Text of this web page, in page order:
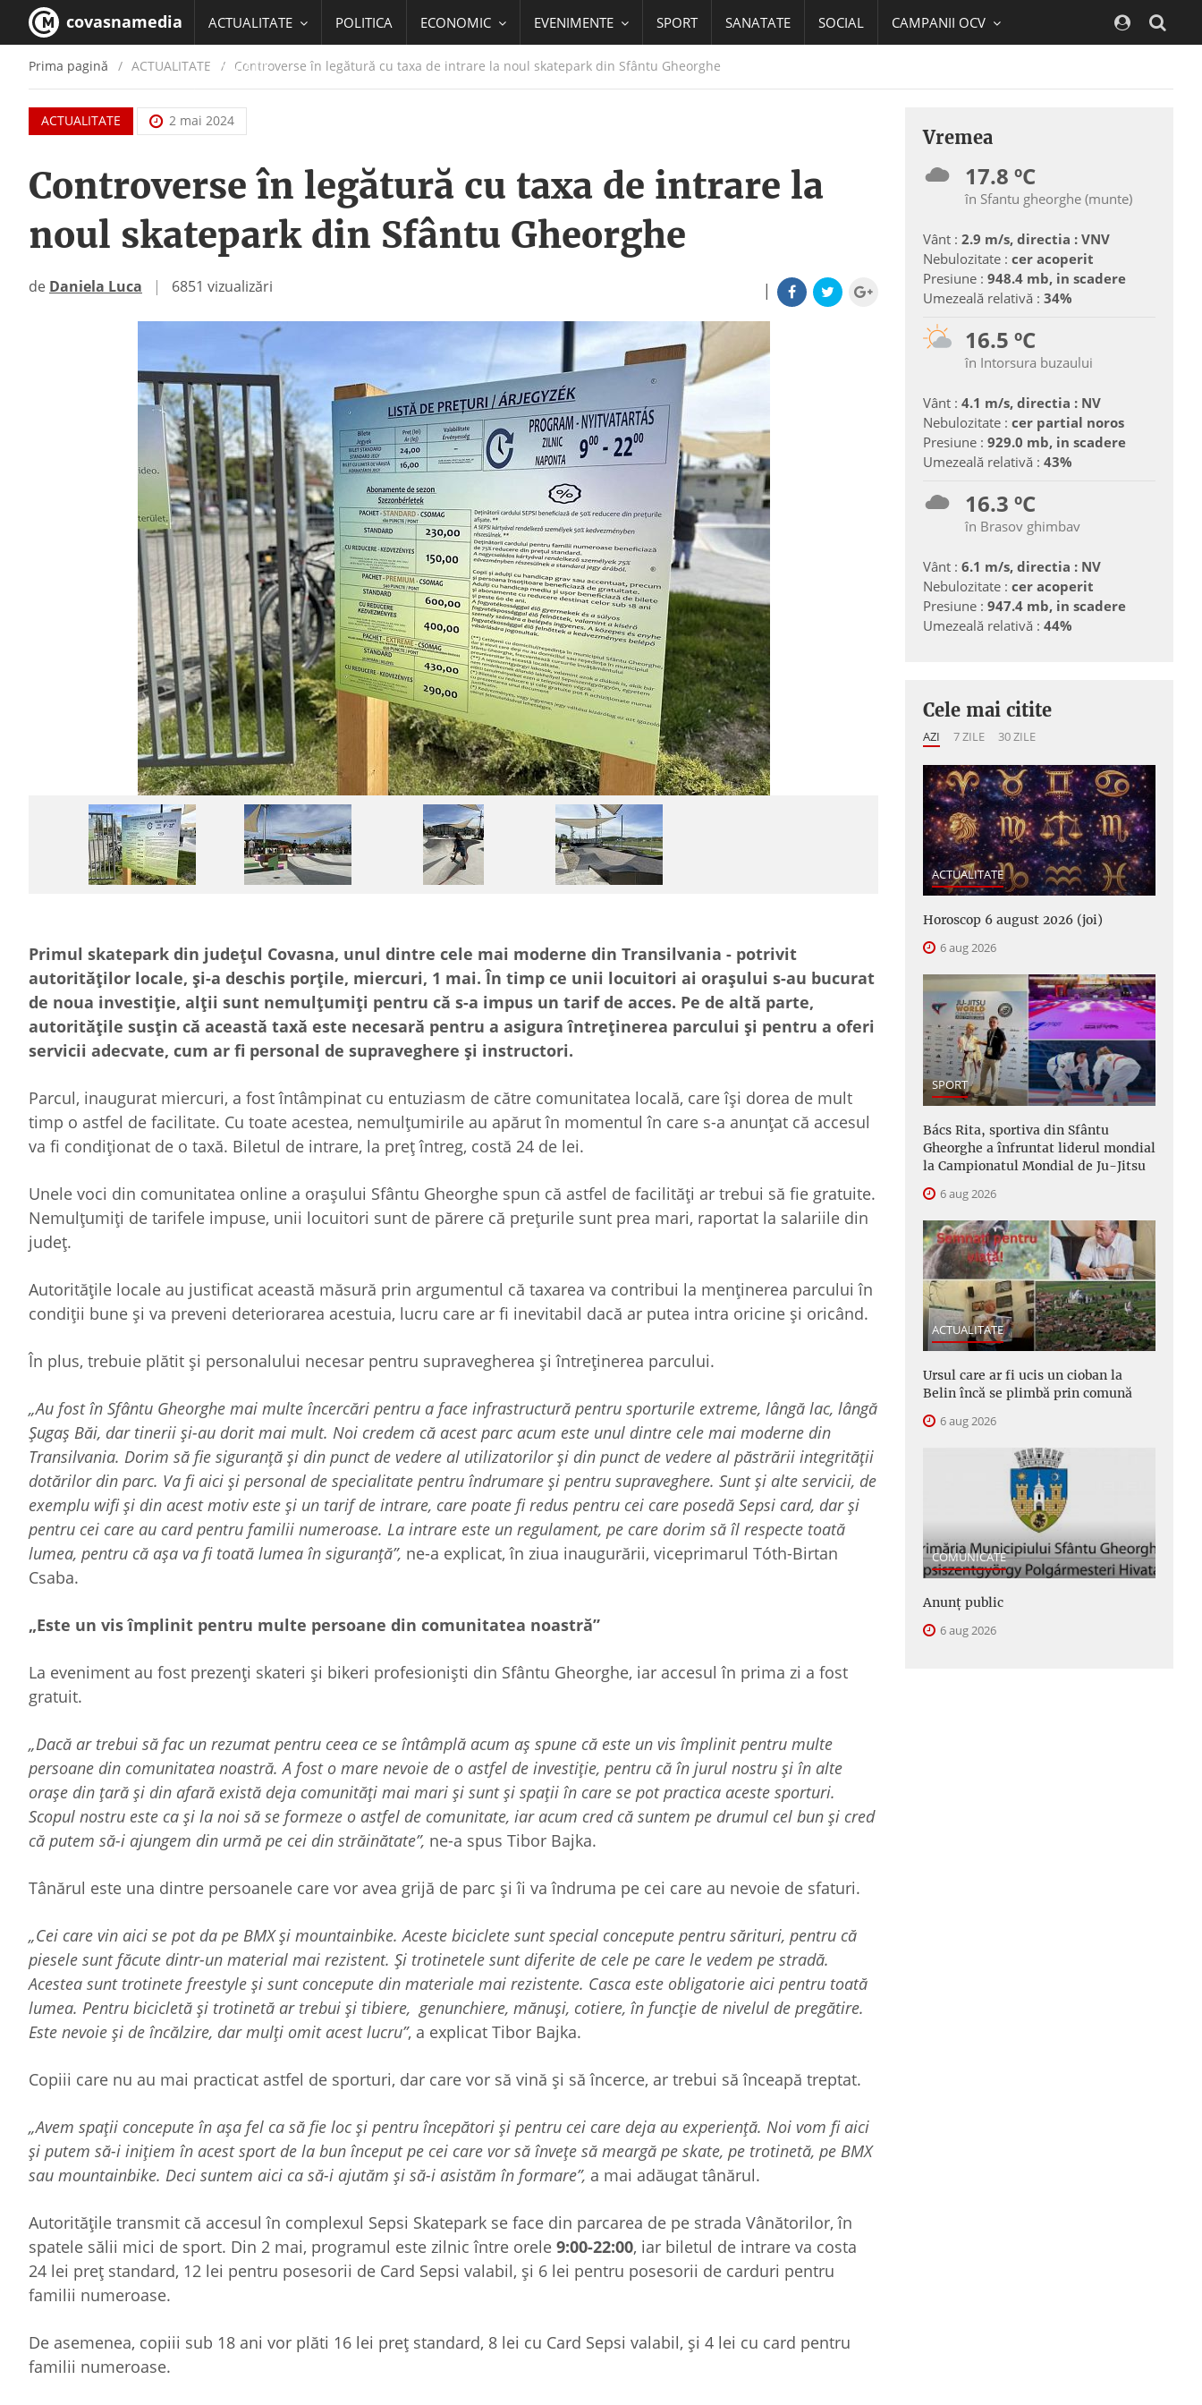
covasnamedia ACTUALITATE POLITICA ECONOMIC EVENIMENTE SPORT SANATATE SOCIAL CAMPANII OCV
EDUCATIE
Prima pagină ACTUALITATE / Controverse în legătură cu taxa de intrare la noul skatepark din Sfântu Gheorghe
ACTUALITATE 2 mai 2024
Controverse în legătură cu taxa de intrare la
noul skatepark din Sfântu Gheorghe
|
de Daniela Luca | 6851 vizualizări
Primul skatepark din județul Covasna, unul dintre cele mai moderne din Transilvania - potrivit
autorităților locale, și-a deschis porțile, miercuri, 1 mai. În timp ce unii locuitori ai orașului s-au bucurat
de noua investiție, alții sunt nemulțumiți pentru că s-a impus un tarif de acces. Pe de altă parte,
autoritățile susțin că această taxă este necesară pentru a asigura întreținerea parcului și pentru a oferi
servicii adecvate, cum ar fi personal de supraveghere și instructori.
Parcul, inaugurat miercuri, a fost întâmpinat cu entuziasm de către comunitatea locală, care își dorea de mult
timp o astfel de facilitate. Cu toate acestea, nemulțumirile au apărut în momentul în care s-a anunțat că accesul
va fi condiționat de o taxă. Biletul de intrare, la preț întreg, costă 24 de lei.
Unele voci din comunitatea online a orașului Sfântu Gheorghe spun că astfel de facilități ar trebui să fie gratuite.
Nemulțumiți de tarifele impuse, unii locuitori sunt de părere că prețurile sunt prea mari, raportat la salariile din
județ.
Autoritățile locale au justificat această măsură prin argumentul că taxarea va contribui la menținerea parcului în
condiții bune și va preveni deteriorarea acestuia, lucru care ar fi inevitabil dacă ar putea intra oricine și oricând.
În plus, trebuie plătit și personalului necesar pentru supravegherea și întreținerea parcului.
„Au fost în Sfântu Gheorghe mai multe încercări pentru a face infrastructură pentru sporturile extreme, lângă lac, lângă
Șugaș Băi, dar tinerii și-au dorit mai mult. Noi credem că acest parc acum este unul dintre cele mai moderne din
Transilvania. Dorim să fie siguranță și din punct de vedere al utilizatorilor și din punct de vedere al păstrării integrității
dotărilor din parc. Va fi aici și personal de specialitate pentru îndrumare și pentru supraveghere. Sunt și alte servicii, de
exemplu wifi și din acest motiv este și un tarif de intrare, care poate fi redus pentru cei care posedă Sepsi card, dar și
pentru cei care au card pentru familii numeroase. La intrare este un regulament, pe care dorim să îl respecte toată
lumea, pentru că așa va fi toată lumea în siguranță”, ne-a explicat, în ziua inaugurării, viceprimarul Tóth-Birtan
Csaba.
„Este un vis împlinit pentru multe persoane din comunitatea noastră”
La eveniment au fost prezenți skateri şi bikeri profesionişti din Sfântu Gheorghe, iar accesul în prima zi a fost
gratuit.
„Dacă ar trebui să fac un rezumat pentru ceea ce se întâmplă acum aș spune că este un vis împlinit pentru multe
persoane din comunitatea noastră. A fost o mare nevoie de o astfel de investiție, pentru că în jurul nostru și în alte
orașe din țară și din afară există deja comunități mai mari și sunt și spații în care se pot practica aceste sporturi.
Scopul nostru este ca și la noi să se formeze o astfel de comunitate, iar acum cred că suntem pe drumul cel bun și cred
că putem să-i ajungem din urmă pe cei din străinătate”, ne-a spus Tibor Bajka.
Tânărul este una dintre persoanele care vor avea grijă de parc și îi va îndruma pe cei care au nevoie de sfaturi.
„Cei care vin aici se pot da pe BMX și mountainbike. Aceste biciclete sunt special concepute pentru sărituri, pentru că
piesele sunt făcute dintr-un material mai rezistent. Și trotinetele sunt diferite de cele pe care le vedem pe stradă.
Acestea sunt trotinete freestyle și sunt concepute din materiale mai rezistente. Casca este obligatorie aici pentru toată
lumea. Pentru bicicletă și trotinetă ar trebui și tibiere, genunchiere, mănuși, cotiere, în funcție de nivelul de pregătire.
Este nevoie și de încălzire, dar mulți omit acest lucru”, a explicat Tibor Bajka.
Copiii care nu au mai practicat astfel de sporturi, dar care vor să vină și să încerce, ar trebui să înceapă treptat.
„Avem spații concepute în așa fel ca să fie loc și pentru începători și pentru cei care deja au experiență. Noi vom fi aici
și putem să-i inițiem în acest sport de la bun început pe cei care vor să învețe să meargă pe skate, pe trotinetă, pe BMX
sau mountainbike. Deci suntem aici ca să-i ajutăm și să-i asistăm în formare”, a mai adăugat tânărul.
Autoritățile transmit că accesul în complexul Sepsi Skatepark se face din parcarea de pe strada Vânătorilor, în
spatele sălii mici de sport. Din 2 mai, programul este zilnic între orele 9:00-22:00, iar biletul de intrare va costa
24 lei preţ standard, 12 lei pentru posesorii de Card Sepsi valabil, şi 6 lei pentru posesorii de carduri pentru
familii numeroase.
De asemenea, copiii sub 18 ani vor plăti 16 lei preţ standard, 8 lei cu Card Sepsi valabil, şi 4 lei cu card pentru
familii numeroase.
Vremea
17.8 ºC
în Sfantu gheorghe (munte)
Vânt : 2.9 m/s, directia : VNV
Nebulozitate : cer acoperit
Presiune : 948.4 mb, in scadere
Umezeală relativă : 34%
16.5 ºC
în Intorsura buzaului
Vânt : 4.1 m/s, directia : NV
Nebulozitate : cer partial noros
Presiune : 929.0 mb, in scadere
Umezeală relativă : 43%
16.3 ºC
în Brasov ghimbav
Vânt : 6.1 m/s, directia : NV
Nebulozitate : cer acoperit
Presiune : 947.4 mb, in scadere
Umezeală relativă : 44%
Cele mai citite
AZI 7 ZILE 30 ZILE
ACTUALITATE
Horoscop 6 august 2026 (joi)
6 aug 2026
SPORT
Bács Rita, sportiva din Sfântu
Gheorghe a înfruntat liderul mondial
la Campionatul Mondial de Ju-Jitsu
6 aug 2026
ACTUALITATE
Ursul care ar fi ucis un cioban la
Belin încă se plimbă prin comună
6 aug 2026
COMUNICATE
Anunţ public
6 aug 2026